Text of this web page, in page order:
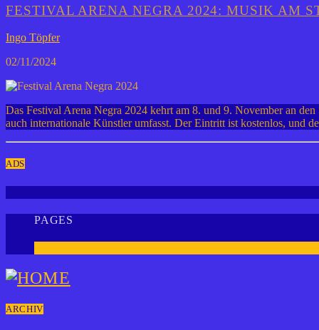
FESTIVAL ARENA NEGRA 2024: MUSIK AM
Ingo Töpfer
02/11/2024
Das Festival Arena Negra 2024 kehrt am 8. und 9. November an
auch internationale Künstler umfasst. Der Eintritt ist kostenlos, und
ADS
PAGES
ARCHIV